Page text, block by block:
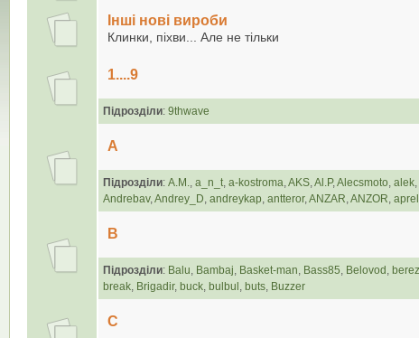
Інші нові вироби
Клинки, піхви... Але не тільки
1....9
Підрозділи: 9thwave
A
Підрозділи: А.М., a_n_t, a-kostroma,AKS,Al.P,Alecsmoto, alek,
Andrebav,Andrey_D, andreykap, antteror,ANZAR,ANZOR,
B
Підрозділи: Balu, Bambaj, Basket-man, Bass85, Belovod ,
break, Brigadir, buck, bulbul , buts, Buzzer
C